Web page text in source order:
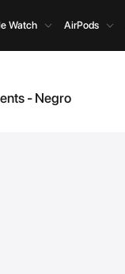
Watch AirPods
- Negro